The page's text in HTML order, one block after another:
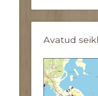
Avatud